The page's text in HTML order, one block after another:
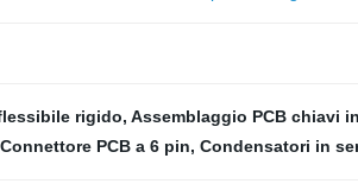
rigido, Assemblaggio PCB chiavi
Connettore PCB a 6 pin, Condensatori in